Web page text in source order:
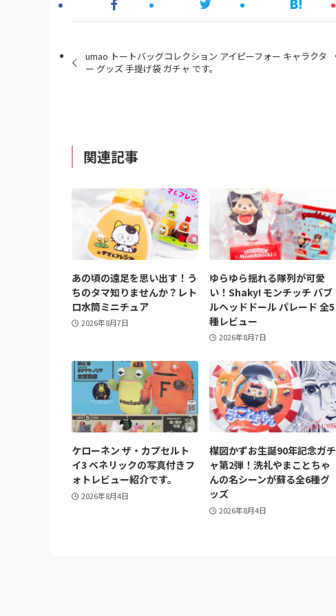
umao トートバッグコレクション アイピーフォー キャラクタ
ー グッズ 手提げ袋 ガチャ です。
関連記事
あの頃の遠足を思い出す！う
ちのタマ知りませんか？レト
ロ水筒ミニチュア
2026年8月7日
ゆらゆら揺れる隊列が可愛
い！Shaky! モンチッチ バブ
ルヘッドドール パレード 全5
種レビュー
2026年8月7日
ケローネン ザ・カプセルト
イ3 ベネリックの写真付きフ
ォトレビュー紹介です。
2026年8月4日
楳図かずお生誕90年記念ガチ
ャ第2弾！洗礼やまことちゃ
んの名シーンが蘇る全6種グ
ッズ
2026年8月4日